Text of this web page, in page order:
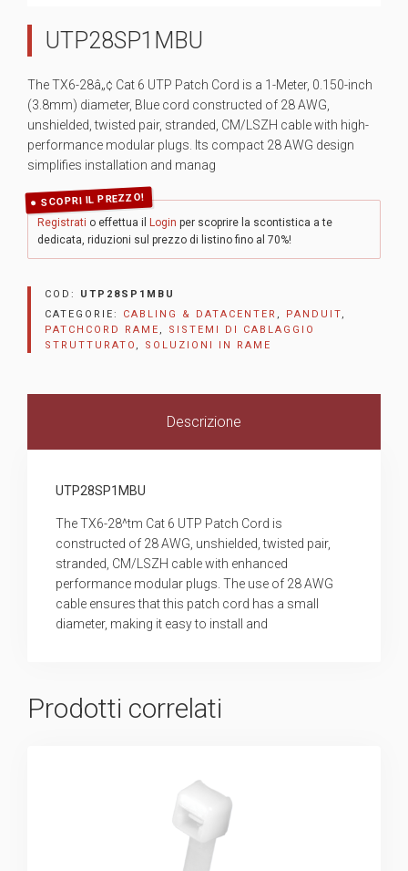
UTP28SP1MBU
The TX6-28â„¢ Cat 6 UTP Patch Cord is a 1-Meter, 0.150-inch
(3.8mm) diameter, Blue cord constructed of 28 AWG,
unshielded, twisted pair, stranded, CM/LSZH cable with high-
performance modular plugs. Its compact 28 AWG design
simplifies installation and manag
SCOPRI IL PREZZO!
Registrati o effettua il Login per scoprire la scontistica a te
dedicata, riduzioni sul prezzo di listino fino al 70%!
COD: UTP28SP1MBU
CATEGORIE: CABLING & DATACENTER , PANDUIT,
PATCHCORD RAME , SISTEMI DI CABLAGGIO
STRUTTURATO , SOLUZIONI IN RAME
Descrizione
UTP28SP1MBU
The TX6-28^tm Cat 6 UTP Patch Cord is
constructed of 28 AWG, unshielded, twisted pair,
stranded, CM/LSZH cable with enhanced
performance modular plugs. The use of 28 AWG
cable ensures that this patch cord has a small
diameter, making it easy to install and
Prodotti correlati